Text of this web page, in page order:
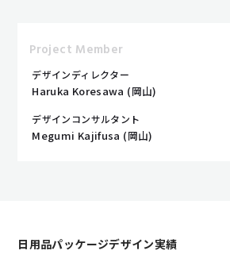
Project Member
デザインディレクター
Haruka Koresawa (岡山)
デザインコンサルタント
Megumi Kajifusa (岡山)
日用品パッケージデザイン実績